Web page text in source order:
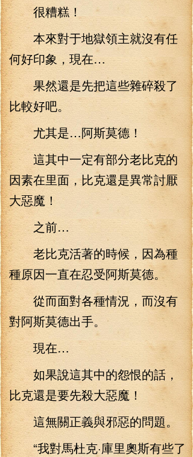
很糟糕！
本來對于地獄領主就沒有任
何好印象，現在…
果然還是先把這些雜碎殺了
比較好吧。
尤其是…阿斯莫德！
這其中一定有部分老比克的
因素在里面，比克還是異常討厭
大惡魔！
之前…
老比克活著的時候，因為種
種原因一直在忍受阿斯莫德。
從而面對各種情況，而沒有
對阿斯莫德出手。
現在…
如果說這其中的怨恨的話，
比克還是要先殺大惡魔！
這無關正義與邪惡的問題。
“我對馬杜克·庫里奧斯有些了